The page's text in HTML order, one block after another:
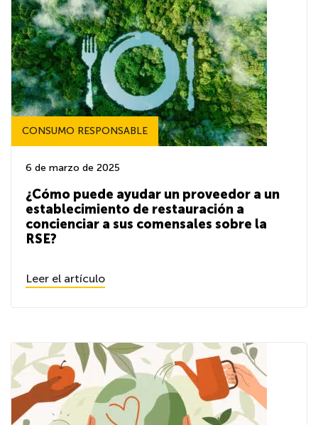
CONSUMO RESPONSABLE
6 de marzo de 2025
¿Cómo puede ayudar un proveedor a un
establecimiento de restauración a
concienciar a sus comensales sobre la
RSE?
Leer el artículo